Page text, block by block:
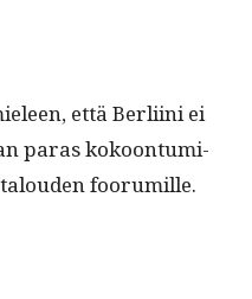
että Berli­i­ni ei
paras kokoon­tu­mi­
foorumille.